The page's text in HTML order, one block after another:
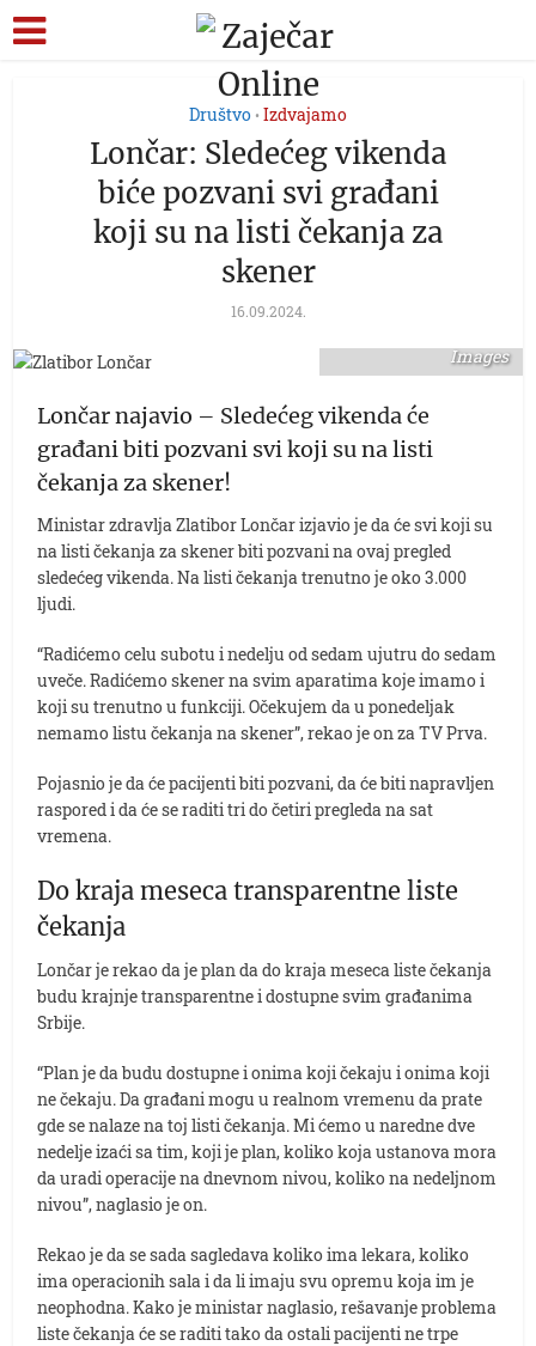
Društvo • Izdvajamo
Lončar: Sledećeg vikenda
biće pozvani svi građani
koji su na listi čekanja za
skener
16.09.2024.
Images
Lončar najavio – Sledećeg vikenda će
građani biti pozvani svi koji su na listi
čekanja za skener!
Ministar zdravlja Zlatibor Lončar izjavio je da će svi koji su
na listi čekanja za skener biti pozvani na ovaj pregled
sledećeg vikenda. Na listi čekanja trenutno je oko 3.000
ljudi.
“Radićemo celu subotu i nedelju od sedam ujutru do sedam
uveče. Radićemo skener na svim aparatima koje imamo i
koji su trenutno u funkciji. Očekujem da u ponedeljak
nemamo listu čekanja na skener”, rekao je on za TV Prva.
Pojasnio je da će pacijenti biti pozvani, da će biti napravljen
raspored i da će se raditi tri do četiri pregleda na sat
vremena.
Do kraja meseca transparentne liste
čekanja
Lončar je rekao da je plan da do kraja meseca liste čekanja
budu krajnje transparentne i dostupne svim građanima
Srbije.
“Plan je da budu dostupne i onima koji čekaju i onima koji
ne čekaju. Da građani mogu u realnom vremenu da prate
gde se nalaze na toj listi čekanja. Mi ćemo u naredne dve
nedelje izaći sa tim, koji je plan, koliko koja ustanova mora
da uradi operacije na dnevnom nivou, koliko na nedeljnom
nivou”, naglasio je on.
Rekao je da se sada sagledava koliko ima lekara, koliko
ima operacionih sala i da li imaju svu opremu koja im je
neophodna. Kako je ministar naglasio, rešavanje problema
liste čekanja će se raditi tako da ostali pacijenti ne trpe